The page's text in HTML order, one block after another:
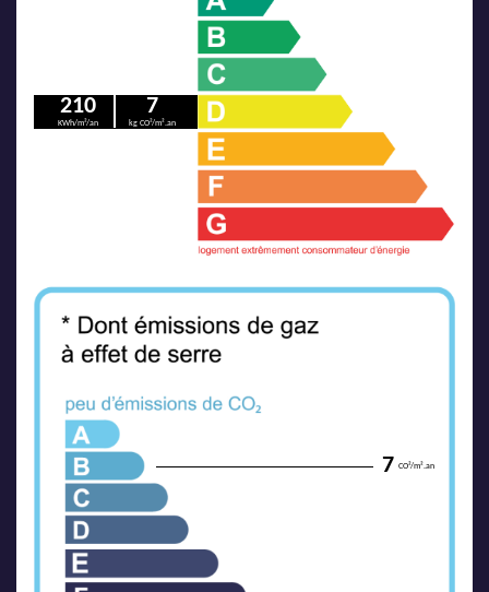
210
KWh/m²/an
7
kg CO²/m².an
7 CO²/m².an